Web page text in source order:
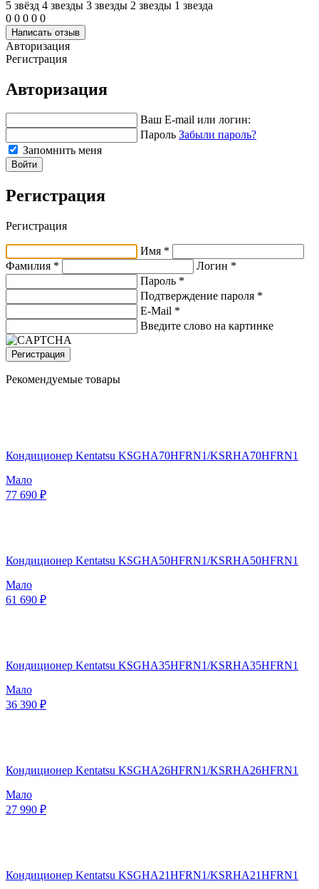
5 звёзд 4 звeзды 3 звeзды 2 звeзды 1 звeзда
0 0 0 0 0
Написать отзыв
Авторизация
Регистрация
Авторизация
Ваш E-mail или логин:
Пароль Забыли пароль?
Запомнить меня
Войти
Регистрация
Регистрация
Имя *
Фамилия *
Логин *
Пароль *
Подтверждение пароля *
E-Mail *
Введите слово на картинке
Регистрация
Рекомендуемые товары
Кондиционер Kentatsu KSGHA70HFRN1/KSRHA70HFRN1
Мало
77 690 ₽
Кондиционер Kentatsu KSGHA50HFRN1/KSRHA50HFRN1
Мало
61 690 ₽
Кондиционер Kentatsu KSGHA35HFRN1/KSRHA35HFRN1
Мало
36 390 ₽
Кондиционер Kentatsu KSGHA26HFRN1/KSRHA26HFRN1
Мало
27 990 ₽
Кондиционер Kentatsu KSGHA21HFRN1/KSRHA21HFRN1